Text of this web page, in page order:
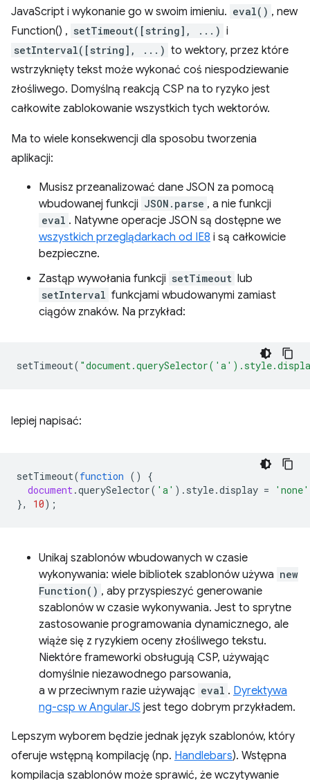
JavaScript i wykonanie go w swoim imieniu. eval() , new
Function() , setTimeout([string], ...) i
setInterval([string], ...) to wektory, przez które
wstrzyknięty tekst może wykonać coś niespodziewanie
złośliwego. Domyślną reakcją CSP na to ryzyko jest
całkowite zablokowanie wszystkich tych wektorów.
Ma to wiele konsekwencji dla sposobu tworzenia
aplikacji:
Musisz przeanalizować dane JSON za pomocą
wbudowanej funkcji JSON.parse , a nie funkcji
eval . Natywne operacje JSON są dostępne we
wszystkich przeglądarkach od IE8 i są całkowicie
bezpieczne.
Zastąp wywołania funkcji setTimeout lub
setInterval funkcjami wbudowanymi zamiast
ciągów znaków. Na przykład:
setTimeout(
lepiej napisać:
setTimeout(function ()
{
document .querySelector( 'a' ). style.display = 'none'
},
10);
Unikaj szablonów wbudowanych w czasie
wykonywania: wiele bibliotek szablonów używa new
Function() , aby przyspieszyć generowanie
szablonów w czasie wykonywania. Jest to sprytne
zastosowanie programowania dynamicznego, ale
wiąże się z ryzykiem oceny złośliwego tekstu.
Niektóre frameworki obsługują CSP, używając
domyślnie niezawodnego parsowania,
a w przeciwnym razie używając eval . Dyrektywa
ng-csp w AngularJS jest tego dobrym przykładem.
Lepszym wyborem będzie jednak język szablonów, który
oferuje wstępną kompilację (np. Handlebars). Wstępna
kompilacja szablonów może sprawić, że wczytywanie